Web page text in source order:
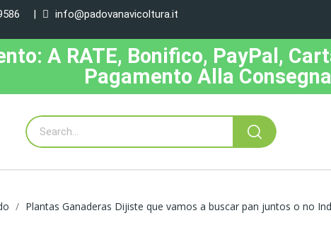
| info@padovanavicoltura.it
A RATE, Bonifico, PayPal,
Pagamento Alla
Plantas Ganaderas Dijiste que vamos a buscar pan juntos o no